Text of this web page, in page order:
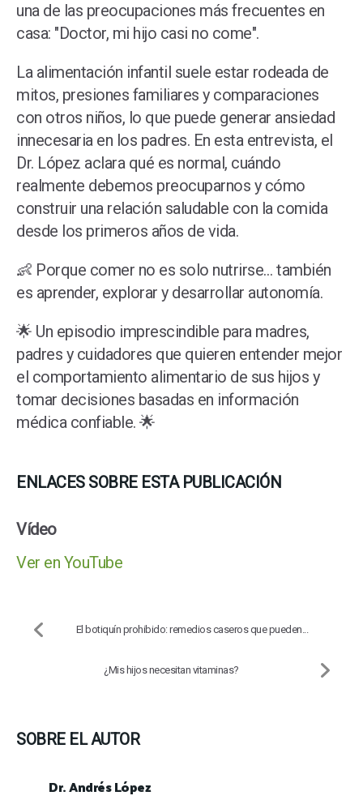
una de las preocupaciones más frecuentes en
casa: "Doctor, mi hijo casi no come".
La alimentación infantil suele estar rodeada de
mitos, presiones familiares y comparaciones
con otros niños, lo que puede generar ansiedad
innecesaria en los padres. En esta entrevista, el
Dr. López aclara qué es normal, cuándo
realmente debemos preocuparnos y cómo
construir una relación saludable con la comida
desde los primeros años de vida.
👶 Porque comer no es solo nutrirse… también
es aprender, explorar y desarrollar autonomía.
🌟 Un episodio imprescindible para madres,
padres y cuidadores que quieren entender mejor
el comportamiento alimentario de sus hijos y
tomar decisiones basadas en información
médica confiable. 🌟
ENLACES SOBRE ESTA PUBLICACIÓN
Vídeo
Ver en YouTube
El botiquín prohibido: remedios caseros que pueden...
¿Mis hijos necesitan vitaminas?
SOBRE EL AUTOR
Dr. Andrés López